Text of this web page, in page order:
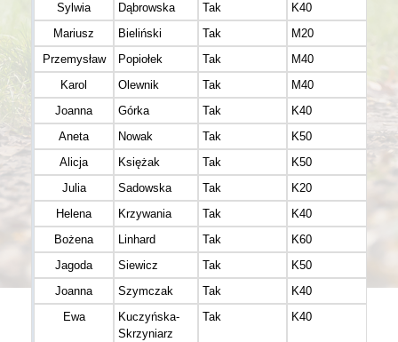
Sylwia
Dąbrowska Tak
K40
Mariusz
Bieliński Tak
M20
Przemysław
Popiołek Tak
M40
Karol
Olewnik Tak
M40
Joanna
Górka Tak
K40
Aneta
Nowak Tak
K50
Alicja
Księżak Tak
K50
Julia
Sadowska Tak
K20
Helena
Krzywania Tak
K40
Bożena
Linhard Tak
K60
Jagoda
Siewicz Tak
K50
Joanna
Szymczak Tak
K40
Ewa
Kuczyńska-
Skrzyniarz
Tak K40